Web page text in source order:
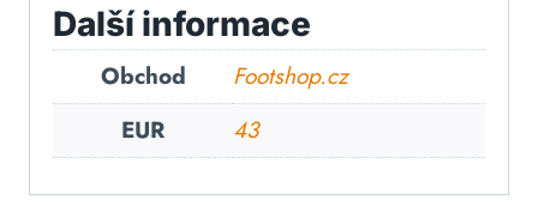
Další informace
Obchod
Footshop.cz
EUR
43